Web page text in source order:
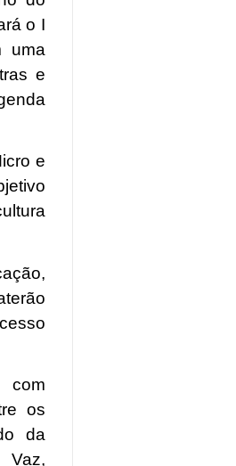
o I
uma
e
e
com
os
da